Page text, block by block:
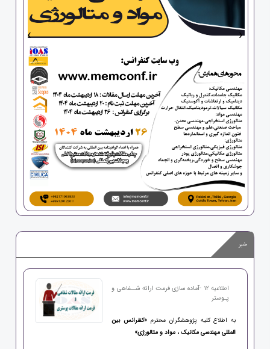
› ‹
خبر
اطلاعیه 12 -آماده سازی فرمت ارائه شــفاهی و
پـوستر
به اطلاع کلیه پژوهشگران محترم «کنفرانس بین
المللی مهندسی مکانیک ، مواد و متالورژی»